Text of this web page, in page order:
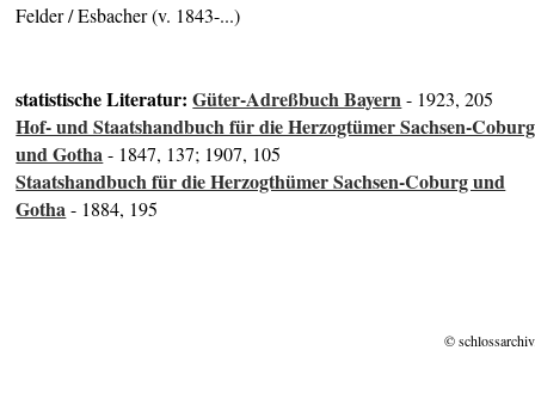
Felder / Esbacher (v. 1843-...)
statistische Literatur:Güter-Adreßbuch Bayern- 1923, 205
Hof- und Staatshandbuch für die Herzogtümer Sachsen-Coburg
und Gotha- 1847, 137; 1907, 105
Staatshandbuch für die Herzogthümer Sachsen-Coburg und
Gotha- 1884, 195
©